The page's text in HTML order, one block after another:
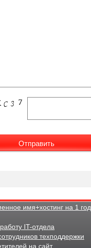
имя+хостинг на 1
IT-отдела
техподдержки
на сайт